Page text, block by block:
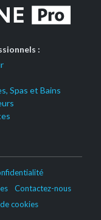
:
Spas et Bains
Contactez-nous
cookies